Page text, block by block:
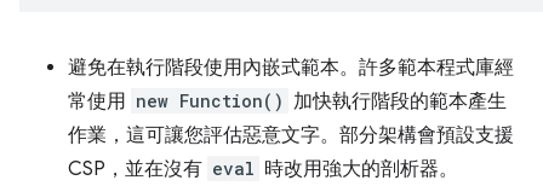
避免在執行階段使用內嵌式範本。許多範本程式庫經
常使用 new Function() 加快執行階段的範本產生
作業，這可讓您評估惡意文字。部分架構會預設支援
CSP，並在沒有 eval 時改用強大的剖析器。